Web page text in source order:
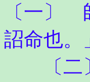
〔一〕
詔命也。
〔二〕